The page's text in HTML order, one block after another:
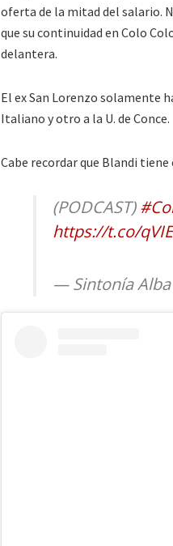
oferta de la mitad del salario.
que su continuidad en Colo
delantera.
El ex San Lorenzo solamente
Italiano y otro a la U. de Conce.
Cabe recordar que Blandi
(PODCAST)
https://t.co/
— Sintonía